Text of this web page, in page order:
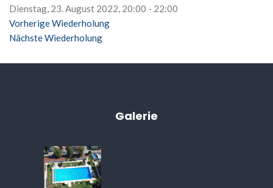
Dienstag, 23. August 2022, 20:00 - 22:00
Vorherige Wiederholung
Nächste Wiederholung
Galerie